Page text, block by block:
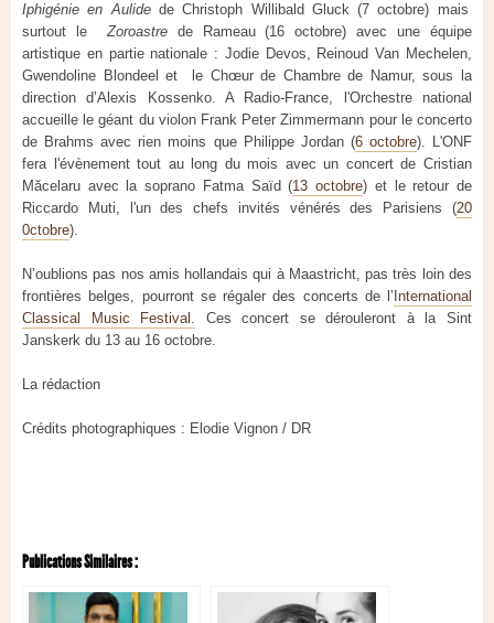
Iphigénie en Aulide de Christoph Willibald Gluck (7 octobre) mais
surtout leZoroastrede Rameau (16 octobre) avec une équipe
artistique en partie nationale : Jodie Devos, Reinoud Van Mechelen,
Gwendoline Blondeel et le Chœur de Chambre de Namur, sous la
direction d’Alexis Kossenko. A Radio-France, l'Orchestre national
accueille le géant du violon Frank Peter Zimmermann pour le concerto
de Brahms avec rien moins que Philippe Jordan (6 octobre). L'ONF
fera l'évènement tout au long du mois avec un concert de Cristian
Măcelaru avec la soprano Fatma Saïd (13 octobre) et le retour de
Riccardo Muti, l'un des chefs invités vénérés des Parisiens (20
0ctobre).
N’oublions pas nos amis hollandais qui à Maastricht, pas très loin des
frontières belges, pourront se régaler des concerts de l’ International
Classical Music Festival. Ces concert se dérouleront à la Sint
Janskerk du 13 au 16 octobre.
La rédaction
Crédits photographiques : Elodie Vignon / DR
Publications Similaires :